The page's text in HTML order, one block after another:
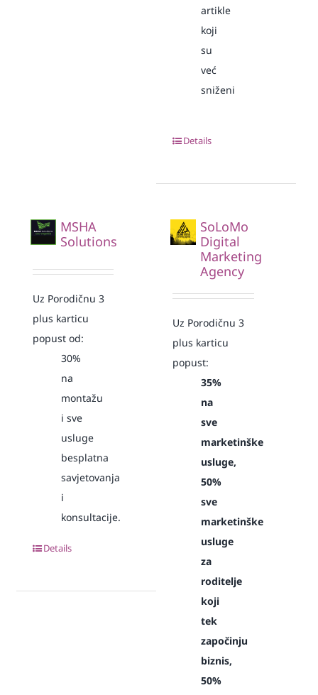
artikle
koji
su
već
sniženi
Details
MSHA
Solutions
Uz Porodičnu 3
plus karticu
popust od:
30%
na
montažu
i sve
usluge
besplatna
savjetovanja
i
konsultacije.
Details
SoLoMo
Digital
Marketing
Agency
Uz Porodičnu 3
plus karticu
popust:
35%
na
sve
marketinške
usluge,
50%
sve
marketinške
usluge
za
roditelje
koji
tek
započinju
biznis,
50%